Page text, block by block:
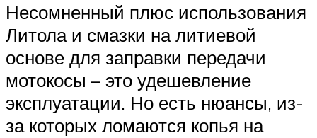
Несомненный плюс использования
Литола и смазки на литиевой
основе для заправки передачи
мотокосы – это удешевление
эксплуатации. Но есть нюансы, из-
за которых ломаются копья на